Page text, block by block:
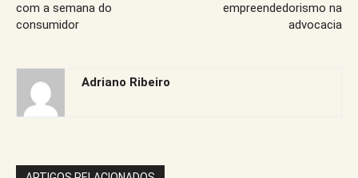
com a semana do
consumidor
empreendedorismo na
advocacia
Adriano Ribeiro